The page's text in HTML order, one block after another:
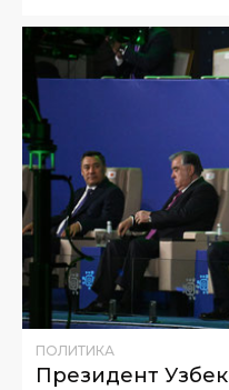
ПОЛИТИКА
Президент